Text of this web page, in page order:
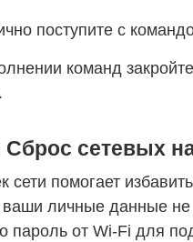
поступите с
команд
Сброс сетевых
сети помогает
личные данные
пароль от Wi-Fi для